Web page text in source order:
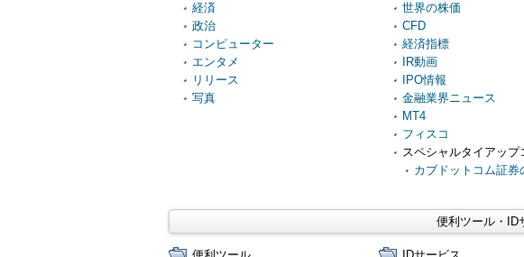
経済
政治
コンピューター
エンタメ
リリース
写真
世界の株価
CFD
経済指標
IR動画
IPO情報
金融業界ニュース
MT4
フィスコ
スペシャルタイアップ
カブドットコム証券
便利ツール・ID